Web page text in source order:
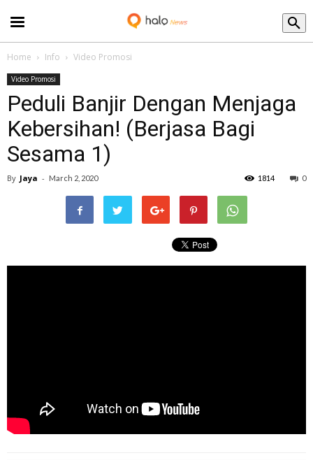
Home Info Video Promosi
Video Promosi
Peduli Banjir Dengan Menjaga
Kebersihan! (Berjasa Bagi
Sesama 1)
By Jaya - March 2, 2020 0
1814